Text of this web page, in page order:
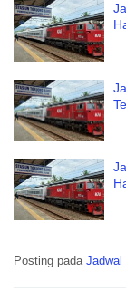
Posting pada Jadwal